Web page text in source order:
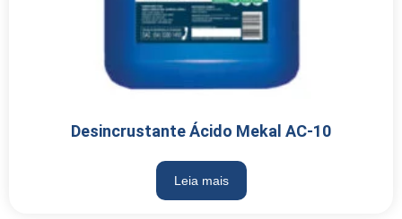
Desincrustante Ácido Mekal AC-10
Leia mais